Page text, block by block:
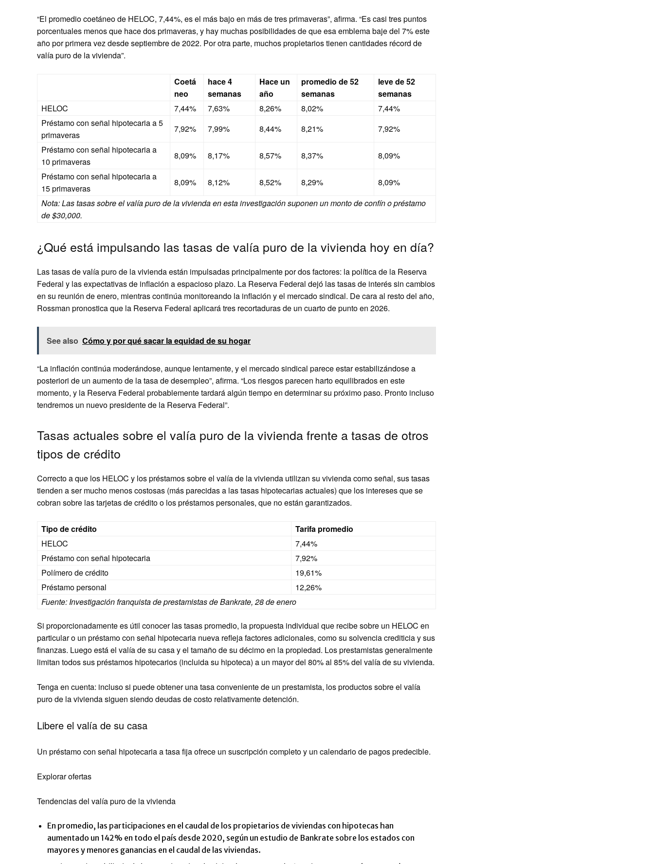
“El promedio coetáneo de HELOC, 7,44%, es el más bajo en más de tres primaveras”, afirma. “Es casi tres puntos
porcentuales menos que hace dos primaveras, y hay muchas posibilidades de que esa emblema baje del 7% este
año por primera vez desde septiembre de 2022. Por otra parte, muchos propietarios tienen cantidades récord de
valía puro de la vivienda”.
Coetá
neo
hace 4
semanas
Hace un
año
promedio de 52
semanas
leve de 52
semanas
HELOC
7,44% 7,63% 8,26% 8,02%
7,44%
Préstamo con señal hipotecaria a 5
primaveras
7,92% 7,99% 8,44% 8,21%
7,92%
Préstamo con señal hipotecaria a
10 primaveras
8,09% 8,17% 8,57% 8,37%
8,09%
Préstamo con señal hipotecaria a
15 primaveras
8,09% 8,12% 8,52% 8,29%
8,09%
Nota: Las tasas sobre el valía puro de la vivienda en esta investigación suponen un monto de confín o préstamo
de $30,000.
¿Qué está impulsando las tasas de valía puro de la vivienda hoy en día?
Las tasas de valía puro de la vivienda están impulsadas principalmente por dos factores: la política de la Reserva
Federal y las expectativas de inflación a espacioso plazo. La Reserva Federal dejó las tasas de interés sin cambios
en su reunión de enero, mientras continúa monitoreando la inflación y el mercado sindical. De cara al resto del año,
Rossman pronostica que la Reserva Federal aplicará tres recortaduras de un cuarto de punto en 2026.
See also Cómo y por qué sacar la equidad de su hogar
“La inflación continúa moderándose, aunque lentamente, y el mercado sindical parece estar estabilizándose a
posteriori de un aumento de la tasa de desempleo”, afirma. “Los riesgos parecen harto equilibrados en este
momento, y la Reserva Federal probablemente tardará algún tiempo en determinar su próximo paso. Pronto incluso
tendremos un nuevo presidente de la Reserva Federal”.
Tasas actuales sobre el valía puro de la vivienda frente a tasas de otros
tipos de crédito
Correcto a que los HELOC y los préstamos sobre el valía de la vivienda utilizan su vivienda como señal, sus tasas
tienden a ser mucho menos costosas (más parecidas a las tasas hipotecarias actuales) que los intereses que se
cobran sobre las tarjetas de crédito o los préstamos personales, que no están garantizados.
Tipo de crédito
Tarifa promedio
HELOC
7,44%
Préstamo con señal hipotecaria
7,92%
Polímero de crédito
19,61%
Préstamo personal
12,26%
Fuente: Investigación franquista de prestamistas de Bankrate, 28 de enero
Si proporcionadamente es útil conocer las tasas promedio, la propuesta individual que recibe sobre un HELOC en
particular o un préstamo con señal hipotecaria nueva refleja factores adicionales, como su solvencia crediticia y sus
finanzas. Luego está el valía de su casa y el tamaño de su décimo en la propiedad. Los prestamistas generalmente
limitan todos sus préstamos hipotecarios (incluida su hipoteca) a un mayor del 80% al 85% del valía de su vivienda.
Tenga en cuenta: incluso si puede obtener una tasa conveniente de un prestamista, los productos sobre el valía
puro de la vivienda siguen siendo deudas de costo relativamente detención.
Libere el valía de su casa
Un préstamo con señal hipotecaria a tasa fija ofrece un suscripción completo y un calendario de pagos predecible.
Explorar ofertas
Tendencias del valía puro de la vivienda
En promedio, las participaciones en el caudal de los propietarios de viviendas con hipotecas han
aumentado un 142% en todo el país desde 2020, según un estudio de Bankrate sobre los estados con
mayores y menores ganancias en el caudal de las viviendas.